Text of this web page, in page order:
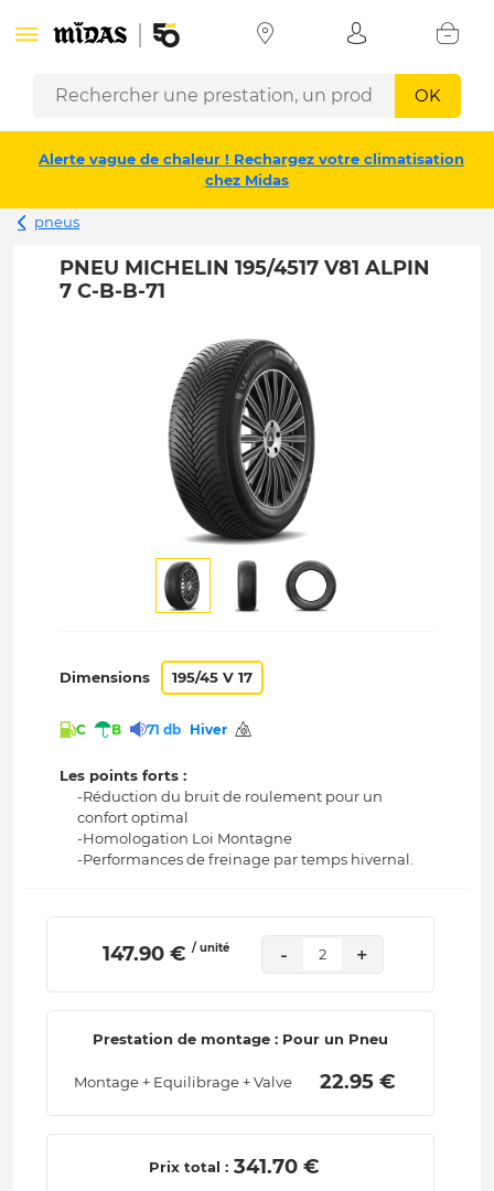
OK
Alerte vague de chaleur ! Rechargez votre climatisation
chez Midas
pneus
PNEU MICHELIN 195/4517 V81 ALPIN
7 C-B-B-71
Dimensions 195/45 V 17
C B 71 db Hiver
Les points forts :
-Réduction du bruit de roulement pour un
confort optimal
-Homologation Loi Montagne
-Performances de freinage par temps hivernal.
147.90 € / unité - 2 +
Prestation de montage : Pour un Pneu
Montage + Equilibrage + Valve 22.95 €
Prix total : 341.70 €